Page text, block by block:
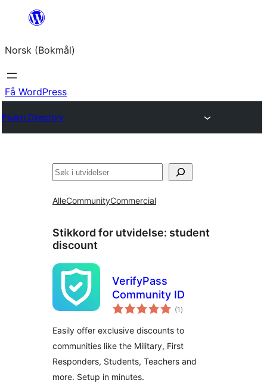
Hopp
innhold
Norsk (Bokmål)
Få WordPress
Plugin Directory
Søk
AlleCommunityCommercial
Stikkord for utvidelse: student
discount
VerifyPass
Community ID
(1 totale
vurderinger
)
Easily offer exclusive discounts to
communities like the Military, First
Responders, Students, Teachers and
more. Setup in minutes.